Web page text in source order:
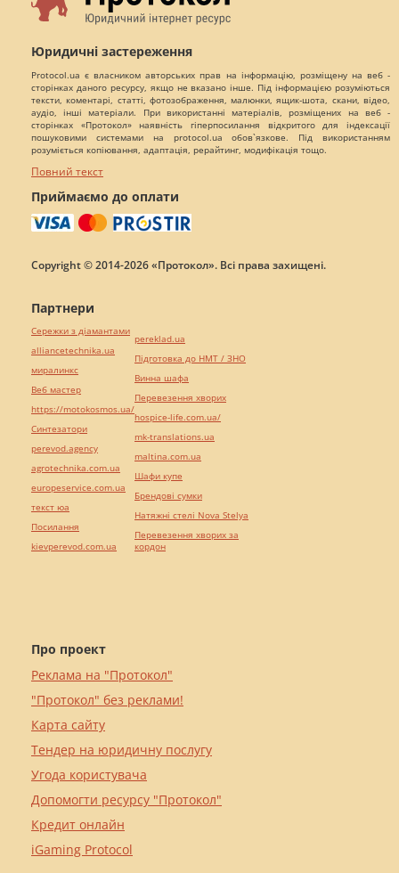
Юридичні застереження
Protocol.ua є власником авторських прав на інформацію, розміщену на веб -
сторінках даного ресурсу, якщо не вказано інше. Під інформацією розуміються
тексти, коментарі, статті, фотозображення, малюнки, ящик-шота, скани, відео,
аудіо, інші матеріали. При використанні матеріалів, розміщених на веб -
сторінках «Протокол» наявність гіперпосилання відкритого для індексації
пошуковими системами на protocol.ua обов`язкове. Під використанням
розуміється копіювання, адаптація, рерайтинг, модифікація тощо.
Повний текст
Приймаємо до оплати
Copyright © 2014-2026 «Протокол». Всі права захищені.
Про проект
Реклама на "Протокол"
"Протокол" без реклами!
Карта сайту
Тендер на юридичну послугу
Угода користувача
Допомогти ресурсу "Протокол"
Кредит онлайн
iGaming Protocol
Партнери
Сережки з діамантами
alliancetechnika.ua
миралинкс
Веб мастер
https://motokosmos.ua/
Синтезатори
perevod.agency
agrotechnika.com.ua
europeservice.com.ua
текст юа
Посилання
kievperevod.com.ua
pereklad.ua
Підготовка до НМТ / ЗНО
Винна шафа
Перевезення хворих
hospice-life.com.ua/
mk-translations.ua
maltina.com.ua
Шафи купе
Брендові сумки
Натяжні стелі Nova Stelya
Перевезення хворих за
кордон